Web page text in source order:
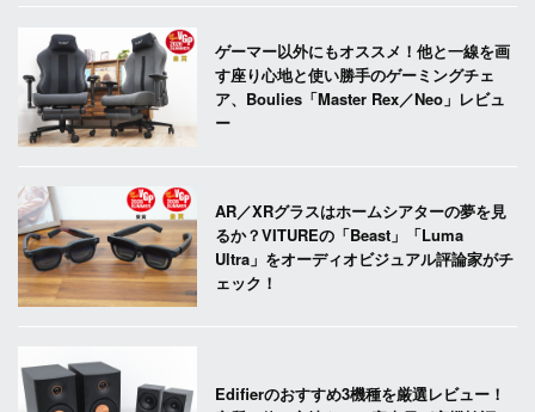
ゲーマー以外にもオススメ！他と一線を画
す座り心地と使い勝手のゲーミングチェ
ア、Boulies「Master Rex／Neo」レビュ
ー
AR／XRグラスはホームシアターの夢を見
るか？VITUREの「Beast」「Luma
Ultra」をオーディオビジュアル評論家がチ
ェック！
Edifierのおすすめ3機種を厳選レビュー！